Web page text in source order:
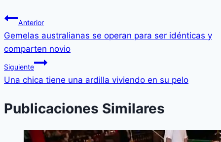
Anterior
Gemelas australianas se operan para ser idénticas y
comparten novio
Siguiente
Una chica tiene una ardilla viviendo en su pelo
Publicaciones Similares